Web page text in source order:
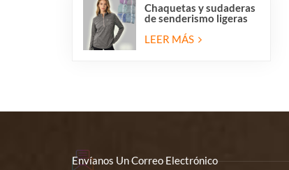
Chaquetas y sudaderas
de senderismo ligeras
de forro polar con
media cremallera para
LEER MÁS
Envíanos Un Correo Electrónico